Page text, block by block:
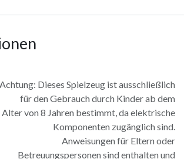
Achtung: Dieses Spielzeug ist ausschließlich
für den Gebrauch durch Kinder ab dem
Alter von 8 Jahren bestimmt, da elektrische
Komponenten zugänglich sind.
Anweisungen für Eltern oder
Betreuungspersonen sind enthalten und